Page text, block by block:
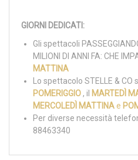
GIORNI DEDICATI:
Gli spettacoli
MILIONI DI ANNI FA: CHE
MATTINA
Lo spettacolo STELLE & CO
POMERIGGIO , il MARTEDÌ
MERCOLEDÌ MATTINAe
Per diverse necessità
88463340